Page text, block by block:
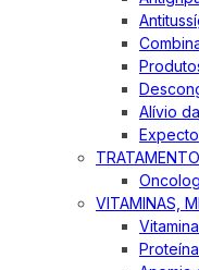
Alívio
VITAMINAS,